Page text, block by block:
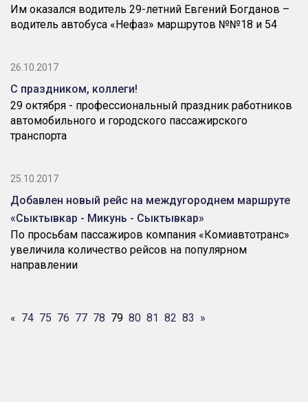
Им оказался водитель 29-летний Евгений Богданов –
водитель автобуса «Нефаз» маршрутов №№18 и 54
26.10.2017
С праздником, коллеги!
29 октября - профессиональный праздник работников
автомобильного и городского пассажирского
транспорта
25.10.2017
Добавлен новый рейс на междугороднем маршруте
«Сыктывкар - Микунь - Сыктывкар»
По просьбам пассажиров компания «Комиавтотранс»
увеличила количество рейсов на популярном
направлении
« 74 75 76 77 78 79 80 81 82 83 »